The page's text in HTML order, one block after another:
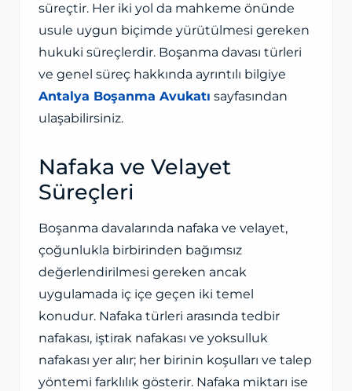
süreçtir. Her iki yol da mahkeme önünde
usule uygun biçimde yürütülmesi gereken
hukuki süreçlerdir. Boşanma davası türleri
ve genel süreç hakkında ayrıntılı bilgiye
Antalya Boşanma Avukatı sayfasından
ulaşabilirsiniz.
Nafaka ve Velayet
Süreçleri
Boşanma davalarında nafaka ve velayet,
çoğunlukla birbirinden bağımsız
değerlendirilmesi gereken ancak
uygulamada iç içe geçen iki temel
konudur. Nafaka türleri arasında tedbir
nafakası, iştirak nafakası ve yoksulluk
nafakası yer alır; her birinin koşulları ve talep
yöntemi farklılık gösterir. Nafaka miktarı ise